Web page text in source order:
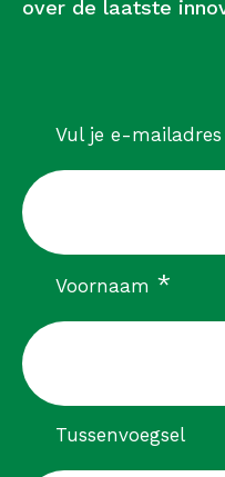
over de laatste
Vul je e-mailadres
Voornaam *
Tussenvoegsel